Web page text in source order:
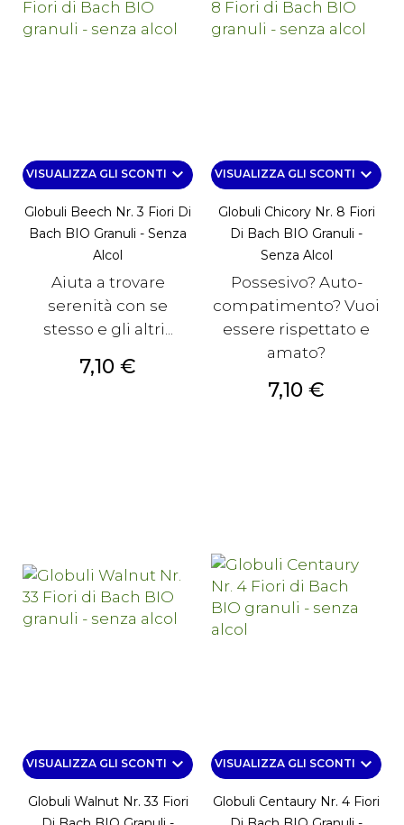
VISUALIZZA GLI SCONTI keyboard_arrow_down
Globuli Beech Nr. 3 Fiori Di
Bach BIO Granuli - Senza
Alcol
Aiuta a trovare
serenità con se
stesso e gli altri...
Prezzo
7,10 €
VISUALIZZA GLI SCONTI keyboard_arrow_down
Globuli Chicory Nr. 8 Fiori
Di Bach BIO Granuli -
Senza Alcol
Possesivo? Auto-
compatimento? Vuoi
essere rispettato e
amato?
Prezzo
7,10 €
VISUALIZZA GLI SCONTI keyboard_arrow_down
Globuli Walnut Nr. 33 Fiori
VISUALIZZA GLI SCONTI keyboard_arrow_down
Globuli Centaury Nr. 4 Fiori